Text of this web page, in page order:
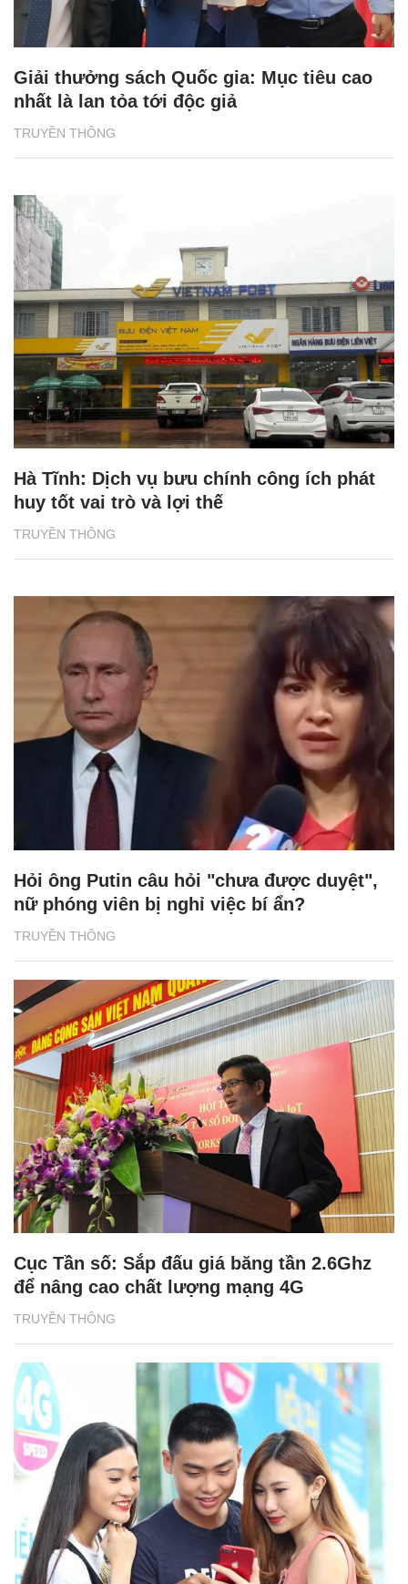
TRUYỀN THÔNG
Giải thưởng sách Quốc gia: Mục tiêu cao
nhất là lan tỏa tới độc giả
TRUYỀN THÔNG
Hà Tĩnh: Dịch vụ bưu chính công ích phát
huy tốt vai trò và lợi thế
TRUYỀN THÔNG
Hỏi ông Putin câu hỏi "chưa được duyệt",
nữ phóng viên bị nghỉ việc bí ẩn?
TRUYỀN THÔNG
Cục Tần số: Sắp đấu giá băng tần 2.6Ghz
để nâng cao chất lượng mạng 4G